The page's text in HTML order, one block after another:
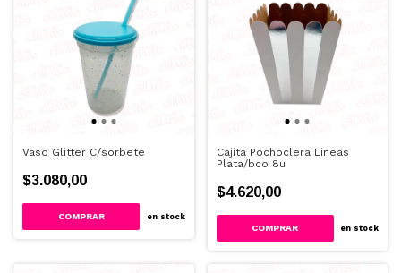
Vaso Glitter C/sorbete
$3.080,00
COMPRAR en stock
Cajita Pochoclera Lineas
Plata/bco 8u
$4.620,00
en stock